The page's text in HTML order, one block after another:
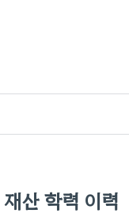
산 학력 이력